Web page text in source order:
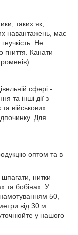
таких як,
навантажень, має
Не
гниття. Канати
сфері -
та інші дії з
військових
Для
оптом та в
нитки
та бобінах. У
50,
від 30 м.
у нашого